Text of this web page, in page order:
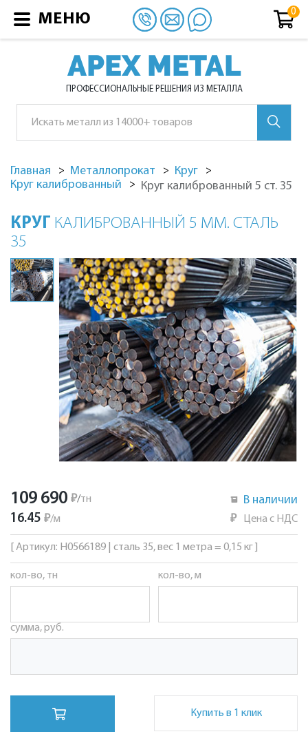
APEX METAL
ПРОФЕССИОНАЛЬНЫЕ РЕШЕНИЯ ИЗ МЕТАЛЛА
Главная Металлопрокат
Круг
Круг калиброванный
Круг калиброванный 5 ст. 35
КРУГ КАЛИБРОВАННЫЙ 5 ММ. СТАЛЬ
35
109 690 ₽/тн
16.45 ₽/м
В наличии
₽ Цена с НДС
[ Артикул: Н0566189 | сталь 35, вес 1 метра = 0,15 кг ]
кол-во, тн кол-во, м
сумма, руб.
Купить в 1 клик
МЕНЮ